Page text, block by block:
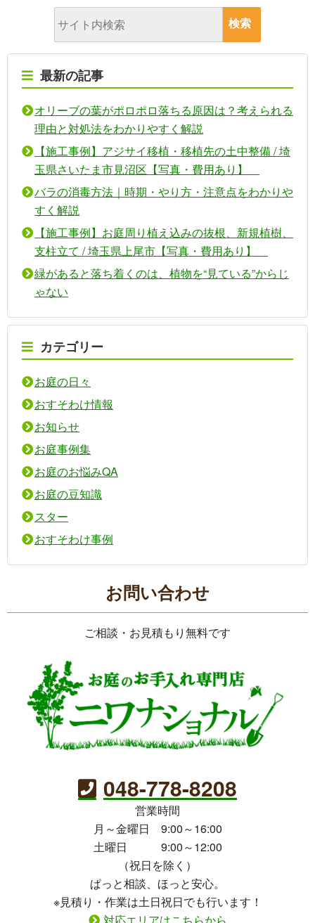
最新の記事
オリーブの葉がポロポロ落ちる原因は？考えられる
理由と対処法をわかりやすく解説
【施工事例】アジサイ移植・移植先の土中整備 / 埼
玉県さいたま市見沼区【写真・費用あり】
バラの消毒方法｜時期・やり方・注意点をわかりや
すく解説
【施工事例】お庭周り植え込みの抜根、新規植樹、
支柱立て / 埼玉県上尾市【写真・費用あり】
緑があると落ち着くのは、植物を“見ている”からじ
ゃない
カテゴリー
お庭の日々
おすそわけ情報
お知らせ
お庭事例集
お庭のお悩みQA
お庭の豆知識
スター
おすそわけ事例
お問い合わせ
ご相談・お見積もり無料です
048-778-8208
営業時間
月～金曜日 9:00～16:00
土曜日 9:00～12:00
（祝日を除く）
ぱっと相談、ほっと安心。
※見積り・作業は土日祝日でも行います！